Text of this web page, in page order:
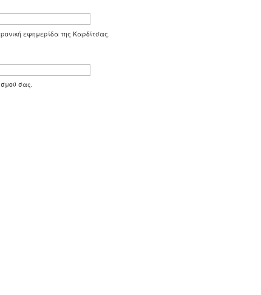
εφημερίδα της Καρδίτσας.
σας.